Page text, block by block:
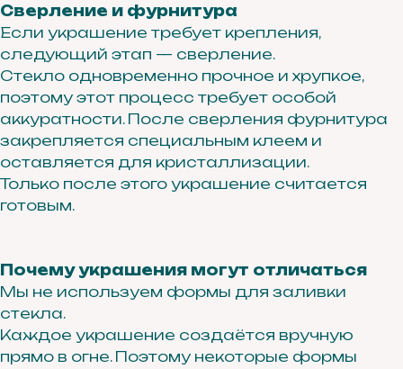
Сверление и фурнитура
Если украшение требует крепления,
следующий этап — сверление.
Стекло одновременно прочное и хрупкое,
поэтому этот процесс требует особой
аккуратности. После сверления фурнитура
закрепляется специальным клеем и
оставляется для кристаллизации.
Только после этого украшение считается
готовым.
Почему украшения могут отличаться
Мы не используем формы для заливки
стекла.
Каждое украшение создаётся вручную
прямо в огне. Поэтому некоторые формы
Получайте первыми доступ
к новым коллекциям, главным
событиям и акциям
г. Иркутск ул. Байкальская
3 этаж, офис 311А